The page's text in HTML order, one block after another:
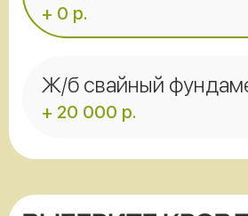
+ 0 р.
Ж/б свайный
+ 20 000 р.